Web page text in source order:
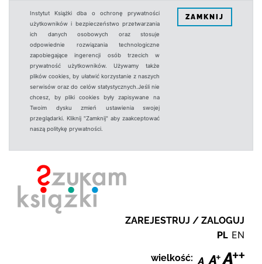
Instytut Książki dba o ochronę prywatności
użytkowników i bezpieczeństwo przetwarzania
ich danych osobowych oraz stosuje
odpowiednie rozwiązania technologiczne
zapobiegające ingerencji osób trzecich w
prywatność użytkowników. Używamy także
plików cookies, by ułatwić korzystanie z naszych
serwisów oraz do celów statystycznych.Jeśli nie
chcesz, by pliki cookies były zapisywane na
Twoim dysku zmień ustawienia swojej
przeglądarki. Kliknij "Zamknij" aby zaakceptować
naszą politykę prywatności.
ZAMKNIJ
ZAREJESTRUJ / ZALOGUJ
PL EN
wielkość: